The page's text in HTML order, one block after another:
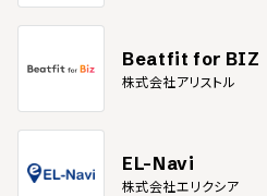
Beatfit for BIZ
株式会社アリストル
EL-Navi
株式会社エリクシア